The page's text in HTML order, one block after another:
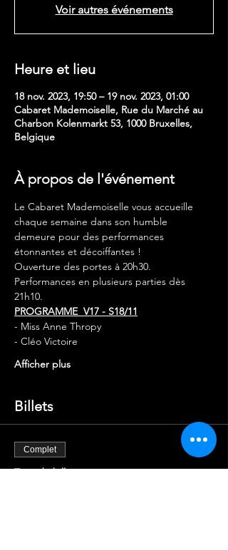
Voir autres événements
Heure et lieu
18 nov. 2023, 19:50 – 19 nov. 2023, 01:00
Cabaret Mademoiselle, Rue du Marché au
Charbon Kolenmarkt 53, 1000 Bruxelles,
Belgique
À propos de l'événement
Le Cabaret Mademoiselle vous accueille
chaque semaine dans son humble
demeure pour des performances
étonnantes et décoiffantes !
Ouverture des portes à 20h30.
Performances en plusieurs parties dès
21h10.
PROGRAMME  V17 - S18/11
- Miss Anne Thropy
- Cléo Victoire
Afficher plus
Billets
Complet
Type de billet